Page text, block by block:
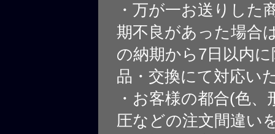
・万が一お送りした
期不良があった場合
の納期から7日以内
品・交換にて対応い
・お客様の都合(色、
圧などの注文間違い